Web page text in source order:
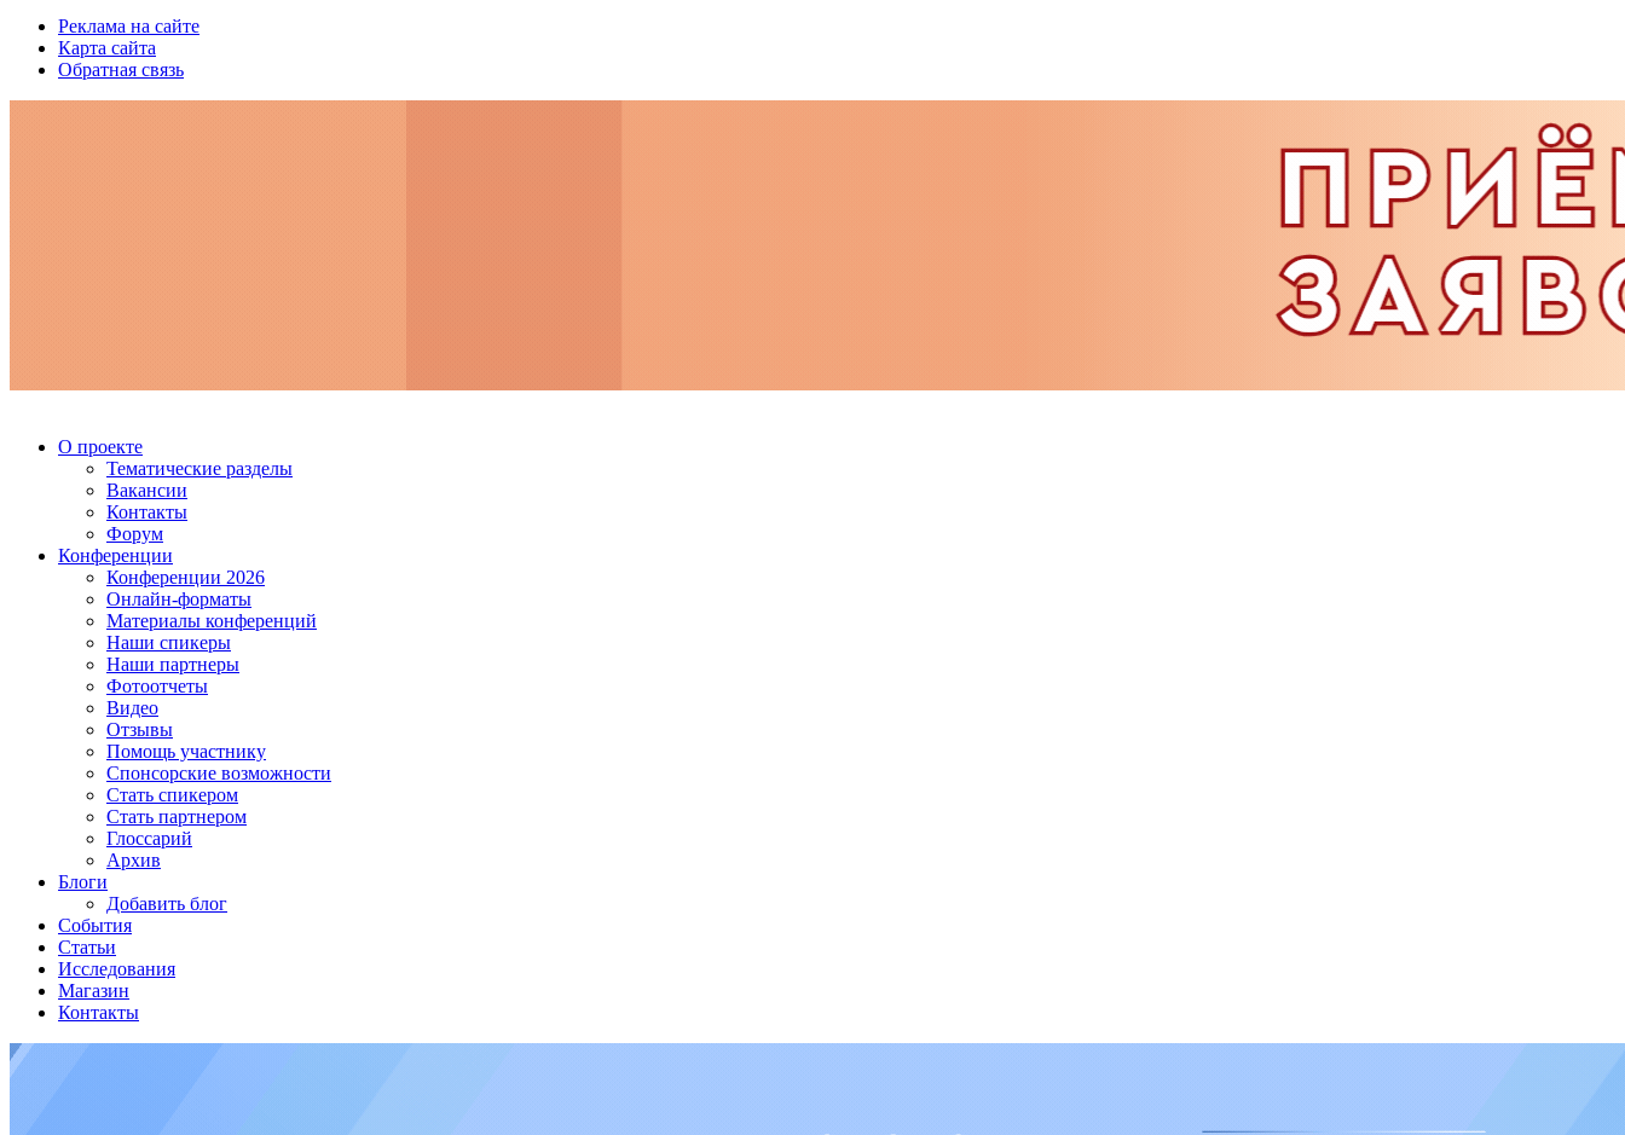
Реклама на сайте
Карта сайта
Обратная связь
О проекте
Тематические разделы
Вакансии
Контакты
Форум
Конференции
Конференции 2026
Онлайн-форматы
Материалы конференций
Наши спикеры
Наши партнеры
Фотоотчеты
Видео
Отзывы
Помощь участнику
Спонсорские возможности
Стать спикером
Стать партнером
Глоссарий
Архив
Блоги
Добавить блог
События
Статьи
Исследования
Магазин
Контакты